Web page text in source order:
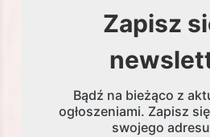
Zapisz
Bądź na bieżąco z
ogłoszeniami. Zapisz
swojego